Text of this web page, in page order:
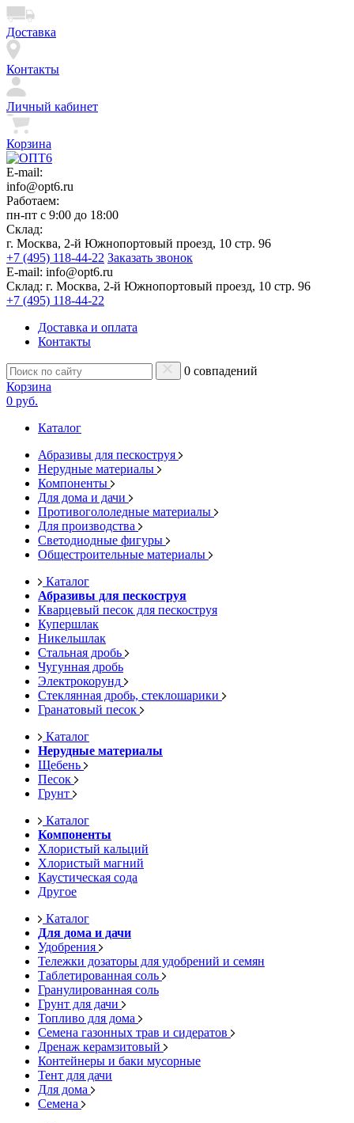
Доставка
Контакты
Личный кабинет
Корзина
E-mail:
info@opt6.ru
Работаем:
пн-пт с 9:00 до 18:00
Склад:
г. Москва, 2-й Южнопортовый проезд, 10 стр. 96
+7 (495) 118-44-22 Заказать звонок
E-mail: info@opt6.ru
Склад: г. Москва, 2-й Южнопортовый проезд, 10 стр. 96
+7 (495) 118-44-22
Доставка и оплата
Контакты
0 совпадений
Корзина
0 руб.
Каталог
Абразивы для пескоструя
Нерудные материалы
Компоненты
Для дома и дачи
Противогололедные материалы
Для производства
Светодиодные фигуры
Общестроительные материалы
Каталог
Абразивы для пескоструя
Кварцевый песок для пескоструя
Купершлак
Никельшлак
Стальная дробь
Чугунная дробь
Электрокорунд
Стеклянная дробь, стеклошарики
Гранатовый песок
Каталог
Нерудные материалы
Щебень
Песок
Грунт
Каталог
Компоненты
Хлористый кальций
Хлористый магний
Каустическая сода
Другое
Каталог
Для дома и дачи
Удобрения
Тележки дозаторы для удобрений и семян
Таблетированная соль
Гранулированная соль
Грунт для дачи
Топливо для дома
Семена газонных трав и сидератов
Дренаж керамзитовый
Контейнеры и баки мусорные
Тент для дачи
Для дома
Семена